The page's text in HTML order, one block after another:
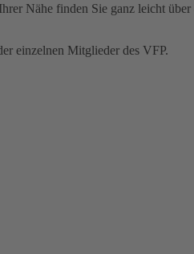
Nähe finden Sie ganz leicht
einzelnen Mitglieder des VFP.